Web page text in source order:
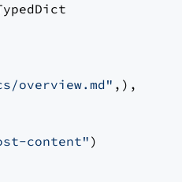
overview.md" ,),
content" )